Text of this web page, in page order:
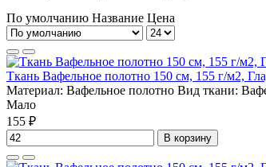
По умолчанию Название Цена
Ткань Вафельное полотно 150 см, 155 г/м2,
Материал: Вафельное полотно Вид ткани:
Мало
155 ₽
В корзину